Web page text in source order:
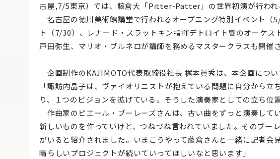
古屋,7/5東京）では、藤倉大「Pitter-Patter」の世界初演が行われ
名古屋の徳川美術館講堂で行われるオープニング特別イベント（
ト（7/30）、レナード・スラットキン指揮デトロイト響のオーケス
戸田弥生、マリオ・ブルネロが講師を務めるマスタークラスも開催さ
企画制作のKAJIMOTO代表取締役社長 梶本眞秀は、本企画につい
「諏訪内晶子は、ヴァイオリニストが抱えている問題に自分から
り、１つのビジョンを拡げている。そうした演奏家としての立ち位
作曲家のピエール・ブーレーズさんは、古い曲をずっと演奏して
新しいものを作っていけと、つねづね言われていました。そのブー
がいると紹介されました。いまこうやって藤倉さんと一緒に記者会
晴らしいプロジェクトが続いていってほしいなと思います」